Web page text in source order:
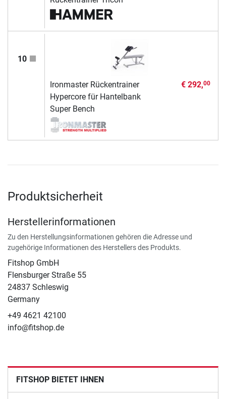
10
Ironmaster Rückentrainer
Hypercore für Hantelbank
Super Bench
€ 292,00
Produktsicherheit
Herstellerinformationen
Zu den Herstellungsinformationen gehören die Adresse und
zugehörige Informationen des Herstellers des Produkts.
Fitshop GmbH
Flensburger Straße 55
24837 Schleswig
Germany
+49 4621 42100
info@fitshop.de
FITSHOP BIETET IHNEN